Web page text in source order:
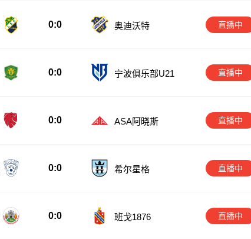
0:0 奥迪沃特 直播中
0:0 宁波俱乐部U21 直播中
0:0 ASA阿晓斯 直播中
0:0 希尔星格 直播中
0:0 班戈1876 直播中